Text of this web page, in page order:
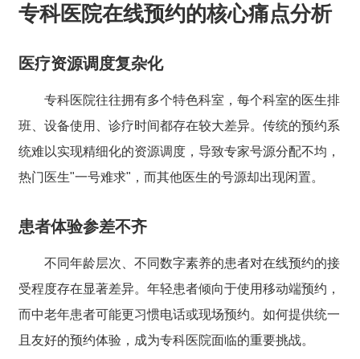
专科医院在线预约的核心痛点分析
医疗资源调度复杂化
专科医院往往拥有多个特色科室，每个科室的医生排
班、设备使用、诊疗时间都存在较大差异。传统的预约系
统难以实现精细化的资源调度，导致专家号源分配不均，
热门医生"一号难求"，而其他医生的号源却出现闲置。
患者体验参差不齐
不同年龄层次、不同数字素养的患者对在线预约的接
受程度存在显著差异。年轻患者倾向于使用移动端预约，
而中老年患者可能更习惯电话或现场预约。如何提供统一
且友好的预约体验，成为专科医院面临的重要挑战。